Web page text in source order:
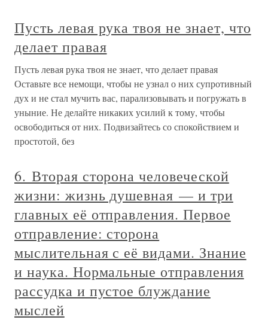
Пусть левая рука твоя не знает, что
делает правая
Пусть левая рука твоя не знает, что делает правая
Оставьте все немощи, чтобы не узнал о них супротивный
дух и не стал мучить вас, парализовывать и погружать в
уныние. Не делайте никаких усилий к тому, чтобы
освободиться от них. Подвизайтесь со спокойствием и
простотой, без
6. Вторая сторона человеческой
жизни: жизнь душевная — и три
главных её отправления. Первое
отправление: сторона
мыслительная с её видами. Знание
и наука. Нормальные отправления
рассудка и пустое блуждание
мыслей